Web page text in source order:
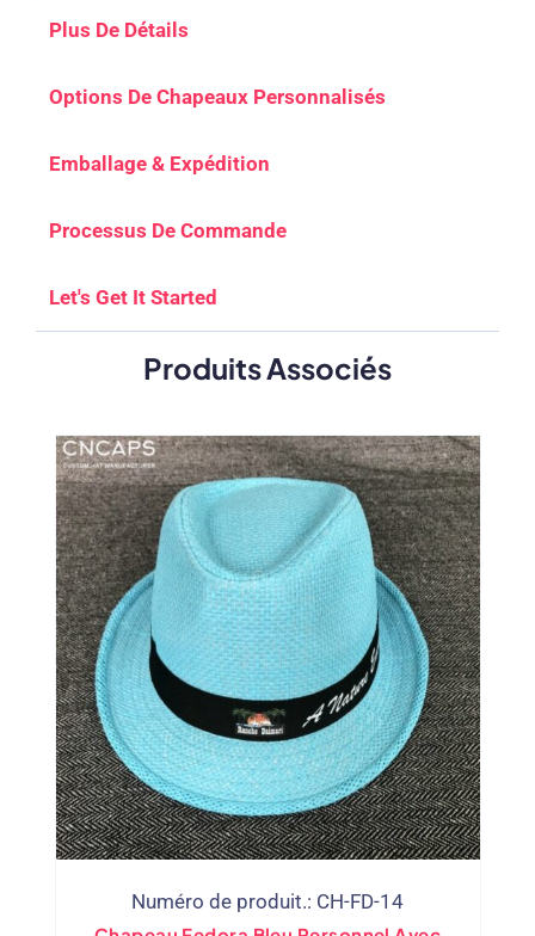
Plus De Détails
Options De Chapeaux Personnalisés
Emballage & Expédition
Processus De Commande
Let's Get It Started
Produits Associés
Numéro de produit.: CH-FD-14